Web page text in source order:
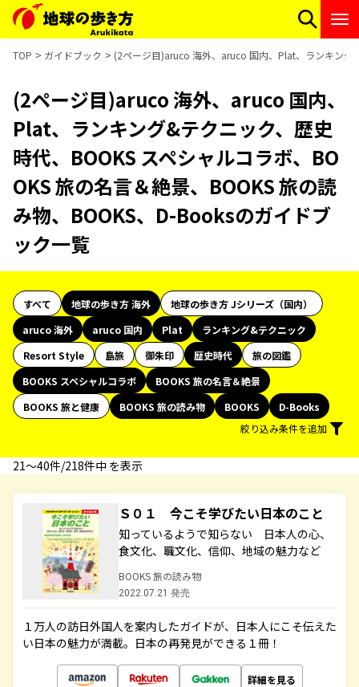
TOP ガイドブック (2ページ目)aruco 海外、aruco 国内、Plat、ランキング
(2ページ目)aruco 海外、aruco 国内、
Plat、ランキング&テクニック、歴史
時代、BOOKS スペシャルコラボ、BO
OKS 旅の名言＆絶景、BOOKS 旅の読
み物、BOOKS、D-Booksのガイドブ
ック一覧
すべて 地球の歩き方 海外
地球の歩き方 Jシリーズ（国内）
aruco 海外
aruco 国内 Plat
ランキング&テクニック
Resort Style
島旅 御朱印 歴史時代
旅の図鑑
BOOKS スペシャルコラボ
BOOKS 旅の名言＆絶景
BOOKS 旅と健康
BOOKS 旅の読み物 BOOKS
D-Books
絞り込み条件を追加
21〜40件/218件中 を表示
Ｓ０１ 今こそ学びたい日本のこと
知っているようで知らない 日本人の心、
食文化、職文化、信仰、地域の魅力など
BOOKS 旅の読み物
2022.07.21 発売
１万人の訪日外国人を案内したガイドが、日本人にこそ伝えた
い日本の魅力が満載。日本の再発見ができる１冊！
詳細を見る